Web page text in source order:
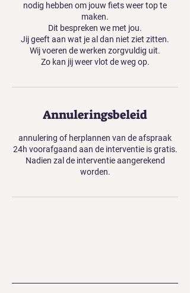
nodig hebben om jouw fiets weer top te
maken.
Dit bespreken we met jou.
Jij geeft aan wat je al dan niet ziet zitten.
Wij voeren de werken zorgvuldig uit.
Zo kan jij weer vlot de weg op.
Annuleringsbeleid
annulering of herplannen van de afspraak
24h voorafgaand aan de interventie is gratis.
Nadien zal de interventie aangerekend
worden.